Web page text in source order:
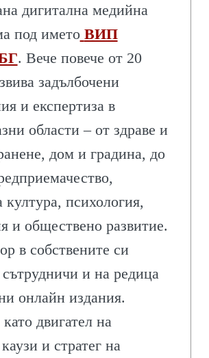
дигитална медийна
под името ВИП
. Вече повече от 20
задълбочени
и експертиза в
области – от здраве и
дом и градина, до
култура, психология,
и обществено развитие.
в собствените си
и на редица
онлайн издания.
двигател на
и стратег на